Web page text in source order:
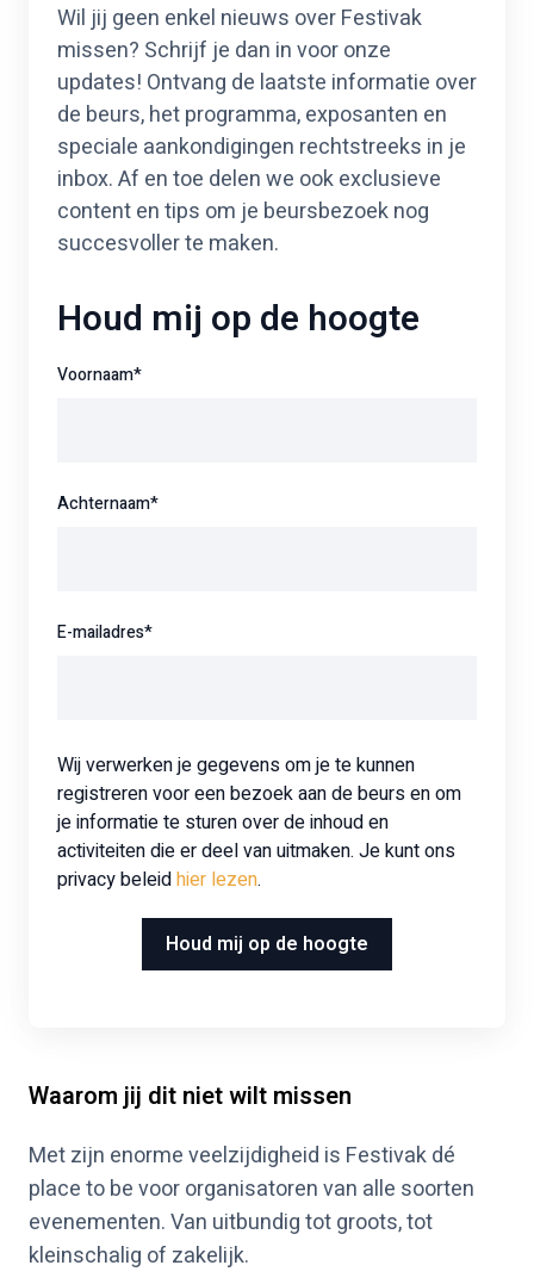
Waarom jij dit niet wilt missen
Met zijn enorme veelzijdigheid is Festivak dé
place to be voor organisatoren van alle soorten
evenementen. Van uitbundig tot groots, tot
kleinschalig of zakelijk.
Wil jij geen enkel nieuws over Festivak
missen? Schrijf je dan in voor onze
updates! Ontvang de laatste informatie over
de beurs, het programma, exposanten en
speciale aankondigingen rechtstreeks in je
inbox. Af en toe delen we ook exclusieve
content en tips om je beursbezoek nog
succesvoller te maken.
Houd mij op de hoogte
Voornaam*
Achternaam*
E-mailadres*
Wij verwerken je gegevens om je te kunnen
registreren voor een bezoek aan de beurs en om
je informatie te sturen over de inhoud en
activiteiten die er deel van uitmaken. Je kunt ons
privacy beleidhier lezen.